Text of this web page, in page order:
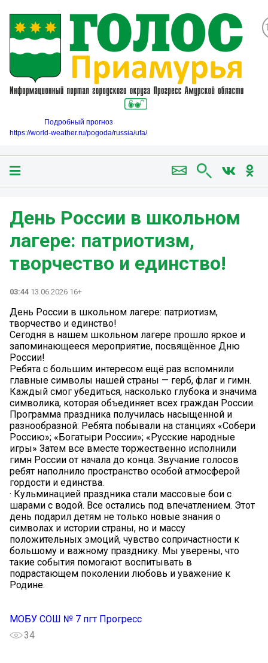
Подробный прогноз
https://world-weather.ru/pogoda/russia/ufa/
День России в школьном
лагере: патриотизм,
творчество и единство!
03:44 13.06.2026 16+
День России в школьном лагере: патриотизм,
творчество и единство!
Сегодня в нашем школьном лагере прошло яркое и
запоминающееся мероприятие, посвящённое Дню
России!
Ребята с большим интересом ещё раз вспомнили
главные символы нашей страны — герб, флаг и гимн.
Каждый смог убедиться, насколько глубока и значима
символика, которая объединяет всех граждан России.
Программа праздника получилась насыщенной и
разнообразной: Ребята побывали на станциях «Собери
Россию»; «Богатыри России»; «Русские народные
игры» Затем все вместе торжественно исполнили
гимн России от начала до конца. Звучание голосов
ребят наполнило пространство особой атмосферой
гордости и единства.
· Кульминацией праздника стали массовые бои с
шарами с водой. Все остались под впечатлением. Этот
день подарил детям не только новые знания о
символах и истории страны, но и массу
положительных эмоций, чувство сопричастности к
большому и важному празднику. Мы уверены, что
такие события помогают воспитывать в
подрастающем поколении любовь и уважение к
Родине.
МОБУ СОШ № 7 пгт Прогресс
34